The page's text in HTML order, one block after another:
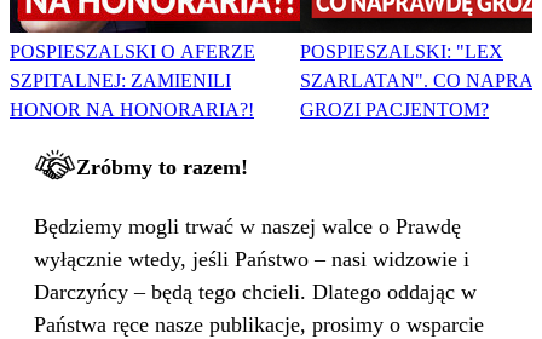
POSPIESZALSKI O AFERZE
SZPITALNEJ: ZAMIENILI
HONOR NA HONORARIA?!
POSPIESZALSKI: "LEX
SZARLATAN". CO
GROZI PACJENTOM?
Zróbmy to razem!
Będziemy mogli trwać w naszej walce o Prawdę
wyłącznie wtedy, jeśli Państwo – nasi widzowie i
Darczyńcy – będą tego chcieli. Dlatego oddając w
Państwa ręce nasze publikacje, prosimy o wsparcie